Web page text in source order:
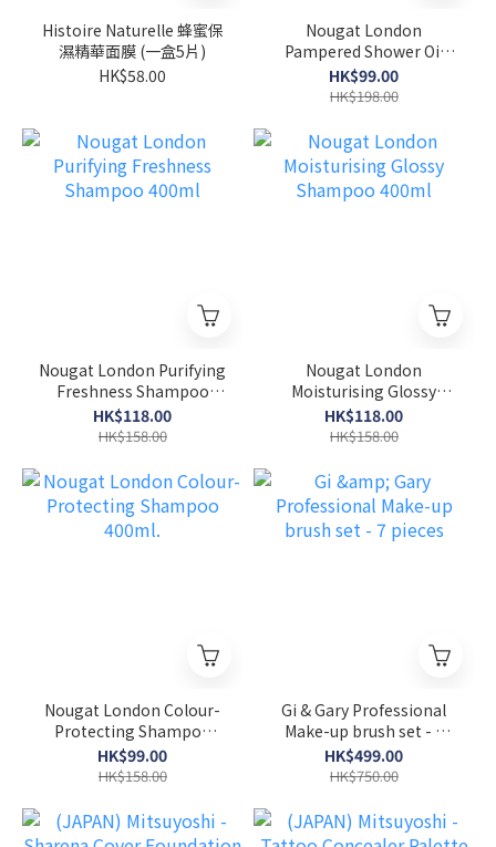
Histoire Naturelle 蜂蜜保
濕精華面膜 (一盒5片)
HK$58.00
Nougat London
Pampered Shower Oil
300ml
HK$99.00
HK$198.00
Nougat London Purifying
Freshness Shampoo
400ml
HK$118.00
HK$158.00
Nougat London
Moisturising Glossy
Shampoo 400ml
HK$118.00
HK$158.00
Nougat London Colour-
Protecting Shampoo
400ml.
HK$99.00
HK$158.00
Gi & Gary Professional
Make-up brush set - 7
pieces
HK$499.00
HK$750.00